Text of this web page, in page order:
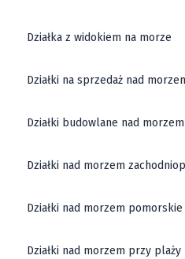
Działka z widokiem na morze
Działki na sprzedaż nad
Działki budowlane nad morzem
Działki nad morzem
Działki nad morzem pomorskie
Działki nad morzem przy plaży